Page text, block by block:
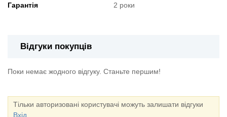
Гарантія 2 роки
Відгуки покупців
Поки немає жодного відгуку. Станьте першим!
Тільки авторизовані користувачі можуть залишати відгуки
Вхід